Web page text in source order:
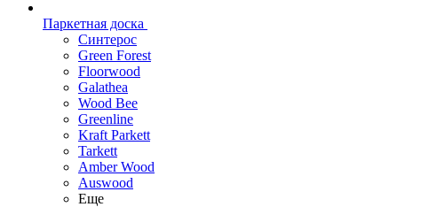
Паркетная доска
Синтерос
Green Forest
Floorwood
Galathea
Wood Bee
Greenline
Kraft Parkett
Tarkett
Amber Wood
Auswood
Еще